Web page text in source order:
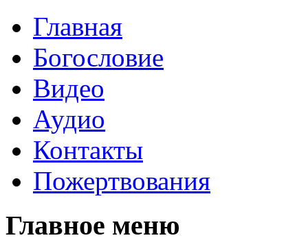
Главная
Богословие
Видео
Аудио
Контакты
Пожертвования
Главное меню